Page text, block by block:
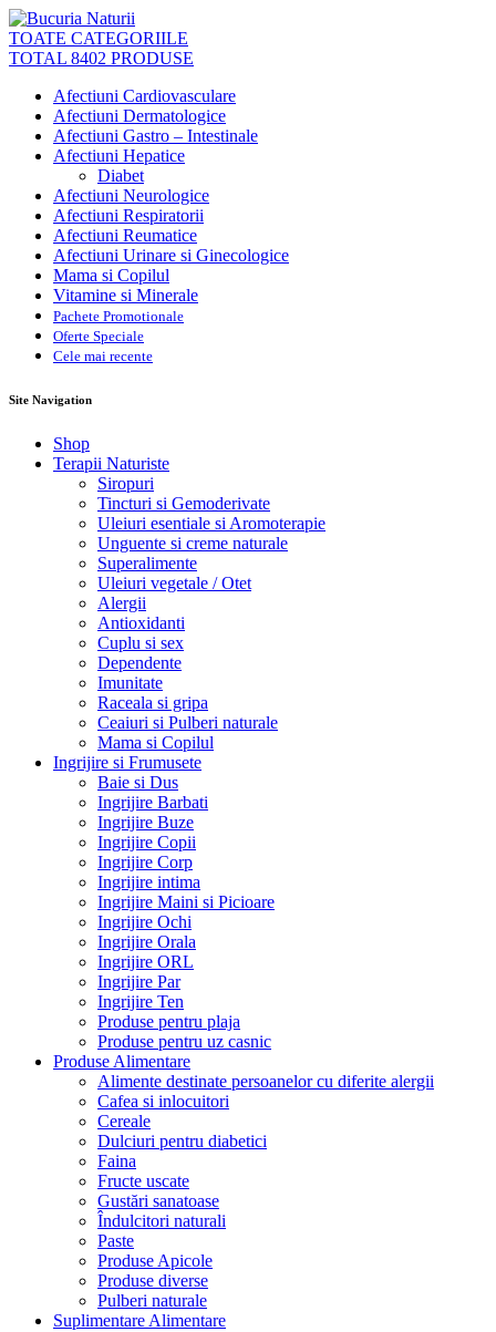
TOATE CATEGORIILE
TOTAL 8402 PRODUSE
Afectiuni Cardiovasculare
Afectiuni Dermatologice
Afectiuni Gastro – Intestinale
Afectiuni Hepatice
Diabet
Afectiuni Neurologice
Afectiuni Respiratorii
Afectiuni Reumatice
Afectiuni Urinare si Ginecologice
Mama si Copilul
Vitamine si Minerale
Pachete Promotionale
Oferte Speciale
Cele mai recente
Site Navigation
Shop
Terapii Naturiste
Siropuri
Tincturi si Gemoderivate
Uleiuri esentiale si Aromoterapie
Unguente si creme naturale
Superalimente
Uleiuri vegetale / Otet
Alergii
Antioxidanti
Cuplu si sex
Dependente
Imunitate
Raceala si gripa
Ceaiuri si Pulberi naturale
Mama si Copilul
Ingrijire si Frumusete
Baie si Dus
Ingrijire Barbati
Ingrijire Buze
Ingrijire Copii
Ingrijire Corp
Ingrijire intima
Ingrijire Maini si Picioare
Ingrijire Ochi
Ingrijire Orala
Ingrijire ORL
Ingrijire Par
Ingrijire Ten
Produse pentru plaja
Produse pentru uz casnic
Produse Alimentare
Alimente destinate persoanelor cu diferite alergii
Cafea si inlocuitori
Cereale
Dulciuri pentru diabetici
Faina
Fructe uscate
Gustări sanatoase
Îndulcitori naturali
Paste
Produse Apicole
Produse diverse
Pulberi naturale
Suplimentare Alimentare